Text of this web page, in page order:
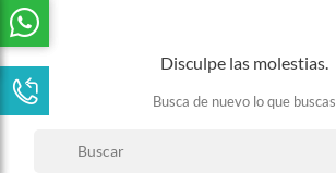
Disculpe las molestias.
Busca de nuevo lo que buscas